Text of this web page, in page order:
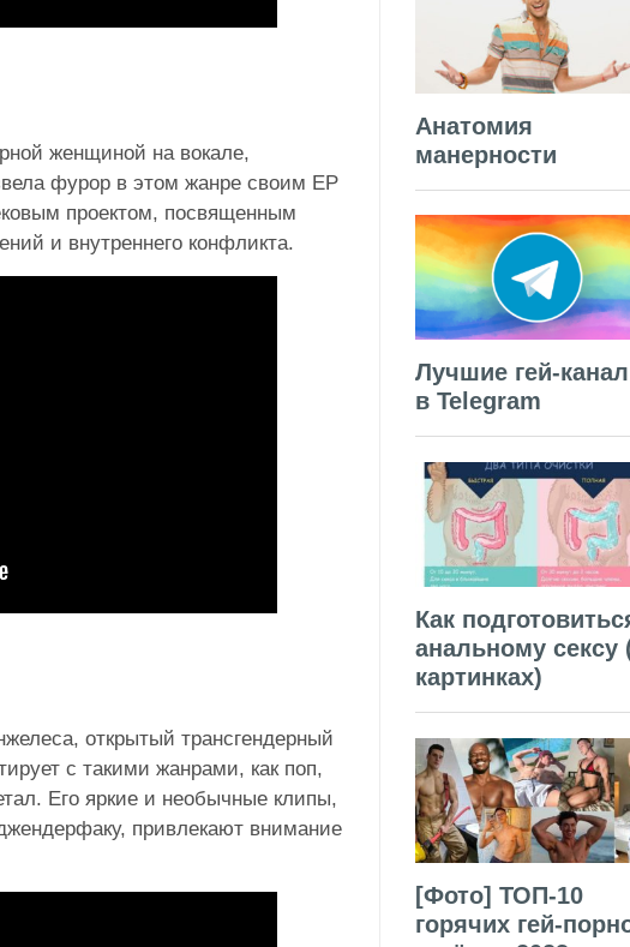
женщиной на вокале,
фурор в этом жанре своим EP
проектом, посвященным
и внутреннего конфликта.
открытый трансгендерный
с такими жанрами, как поп,
Его яркие и необычные клипы,
привлекают внимание
Анатомия
манерности
Лучшие гей-
в Telegram
Как
анальному сексу
картинках)
[Фото] ТОП-10
горячих гей-